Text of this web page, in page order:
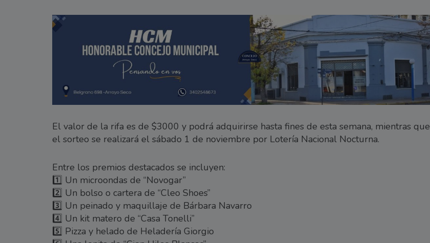
El valor de la rifa es de $3000 y podrá adquirirse hasta fines de esta semana, mientras que
el sorteo se realizará el sábado 1 de noviembre por Lotería Nacional Nocturna.
Entre los premios destacados se incluyen:
1️⃣ Un microondas de “Novogar”
2️⃣ Un bolso o cartera de “Cleo Shoes”
3️⃣ Un peinado y maquillaje de Bárbara Navarro
4️⃣ Un kit matero de “Casa Tonelli”
5️⃣ Pizza y helado de Heladería Giorgio